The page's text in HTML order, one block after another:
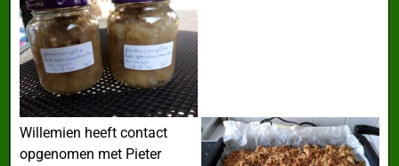
Willemien heeft contact
opgenomen met Pieter